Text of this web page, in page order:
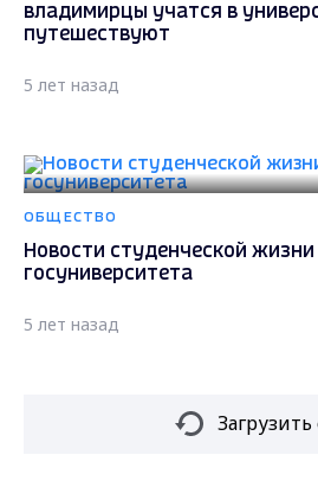
владимирцы учатся в
путешествуют
5 лет назад
ОБЩЕСТВО
Новости студенческой
госуниверситета
5 лет назад